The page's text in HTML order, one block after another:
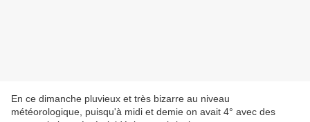
En ce dimanche pluvieux et très bizarre au niveau
météorologique, puisqu'à midi et demie on avait 4° avec des